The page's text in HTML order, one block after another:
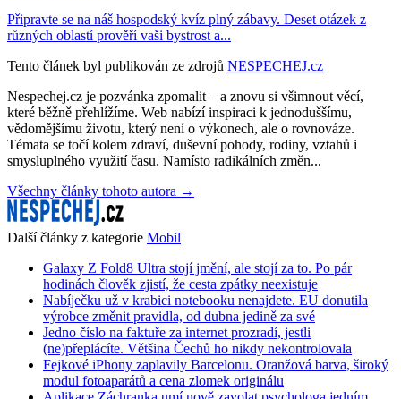
Připravte se na náš hospodský kvíz plný zábavy. Deset otázek z
různých oblastí prověří vaši bystrost a...
Tento článek byl publikován ze zdrojů NESPECHEJ.cz
Nespechej.cz je pozvánka zpomalit – a znovu si všimnout věcí,
které běžně přehlížíme. Web nabízí inspiraci k jednoduššímu,
vědomějšímu životu, který není o výkonech, ale o rovnováze.
Témata se točí kolem zdraví, duševní pohody, rodiny, vztahů i
smysluplného využití času. Namísto radikálních změn...
Všechny články tohoto autora →
Další články z kategorie Mobil
Galaxy Z Fold8 Ultra stojí jmění, ale stojí za to. Po pár
hodinách člověk zjistí, že cesta zpátky neexistuje
Nabíječku už v krabici notebooku nenajdete. EU donutila
výrobce změnit pravidla, od dubna jedině za své
Jedno číslo na faktuře za internet prozradí, jestli
(ne)přeplácíte. Většina Čechů ho nikdy nekontrolovala
Fejkové iPhony zaplavily Barcelonu. Oranžová barva, široký
modul fotoaparátů a cena zlomek originálu